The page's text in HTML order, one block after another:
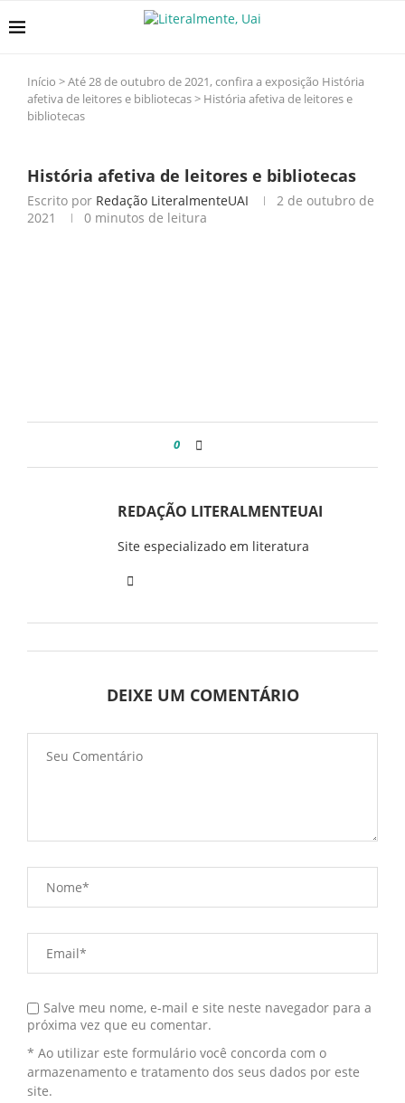
Início >Até 28 de outubro de 2021, confira a exposição História
afetiva de leitores e bibliotecas> História afetiva de leitores e
bibliotecas
História afetiva de leitores e bibliotecas
Escrito por Redação LiteralmenteUAI
2 de outubro de
2021
0 minutos de leitura
0
REDAÇÃO LITERALMENTEUAI
Site especializado em literatura
DEIXE UM COMENTÁRIO
Salve meu nome, e-mail e site neste navegador para a
próxima vez que eu comentar.
* Ao utilizar este formulário você concorda com o
armazenamento e tratamento dos seus dados por este
site.